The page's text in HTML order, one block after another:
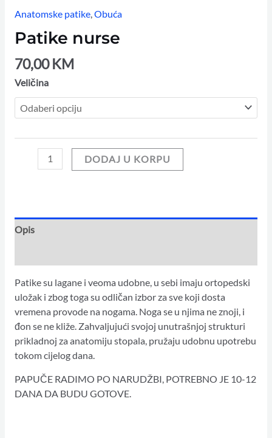
Anatomske patike,Obuća
Patike nurse
70,00KM
Veličina
DODAJ U KORPU
Opis
Patike su lagane i veoma udobne, u sebi imaju ortopedski
uložak i zbog toga su odličan izbor za sve koji dosta
vremena provode na nogama. Noga se u njima ne znoji, i
đon se ne kliže. Zahvaljujući svojoj unutrašnjoj strukturi
prikladnoj za anatomiju stopala, pružaju udobnu upotrebu
tokom cijelog dana.
PAPUČE RADIMO PO NARUDŽBI, POTREBNO JE 10-12
DANA DA BUDU GOTOVE.